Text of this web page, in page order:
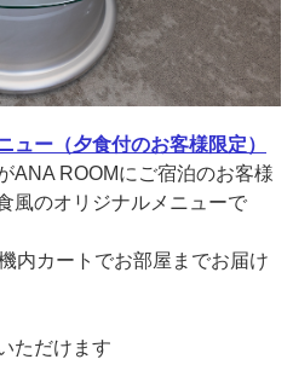
ー（夕食付のお客様限定）
ROOMにご宿泊のお客様
風のオリジナルメニューで
内カートでお部屋までお届け
ただけます